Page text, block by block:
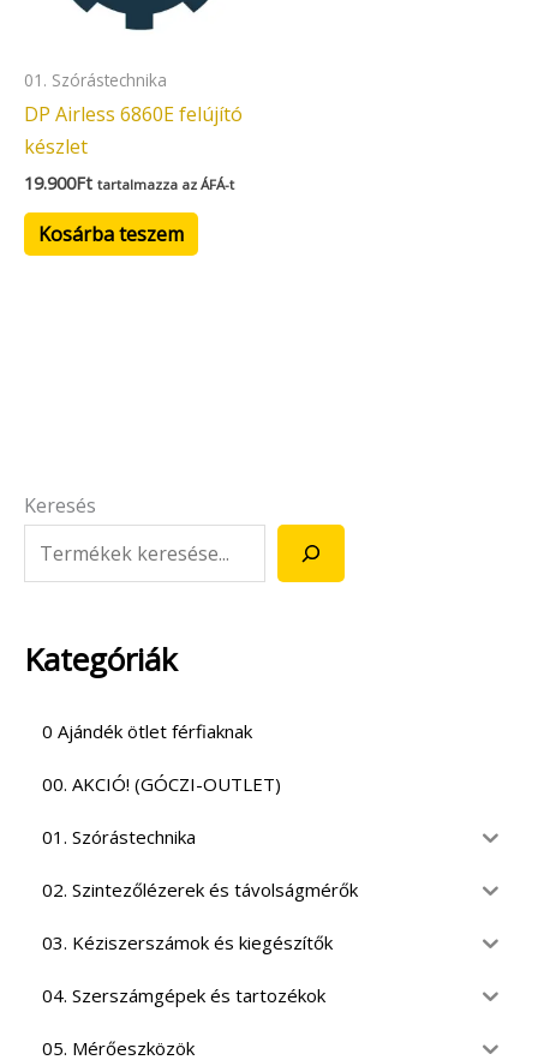
Keresés
Kategóriák
0 Ajándék ötlet férfiaknak
00. AKCIÓ! (GÓCZI-OUTLET)
01. Szórástechnika
02. Szintezőlézerek és távolságmérők
03. Kéziszerszámok és kiegészítők
04. Szerszámgépek és tartozékok
05. Mérőeszközök
01. Szórástechnika
DP Airless 6860E felújító
készlet
19.900Ft tartalmazza az ÁFÁ-t
Kosárba teszem